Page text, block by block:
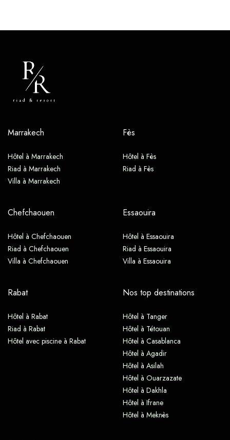
Marrakech
Hôtel à Marrakech
Riad à Marrakech
Villa à Marrakech
Fès
Hôtel à Fès
Riad à Fès
Chefchaouen
Hôtel à Chefchaouen
Riad à Chefchaouen
Villa à Chefchaouen
Essaouira
Hôtel à Essaouira
Riad à Essaouira
Villa à Essaouira
Rabat
Hôtel à Rabat
Riad à Rabat
Hôtel avec piscine à Rabat
Nos top destinations
Hôtel à Tanger
Hôtel à Tétouan
Hôtel à Casablanca
Hôtel à Agadir
Hôtel à Asilah
Hôtel à Ouarzazate
Hôtel à Dakhla
Hôtel à Ifrane
Hôtel à Meknès